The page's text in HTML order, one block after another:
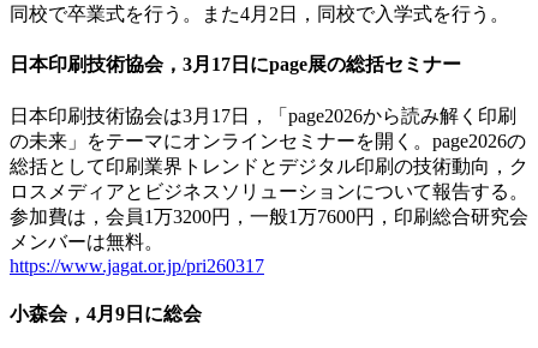
同校で卒業式を行う。また4月2日，同校で入学式を行う。
日本印刷技術協会，3月17日にpage展の総括セミナー
日本印刷技術協会は3月17日，「page2026から読み解く印刷
の未来」をテーマにオンラインセミナーを開く。page2026の
総括として印刷業界トレンドとデジタル印刷の技術動向，ク
ロスメディアとビジネスソリューションについて報告する。
参加費は，会員1万3200円，一般1万7600円，印刷総合研究会
メンバーは無料。
https://www.jagat.or.jp/pri260317
小森会，4月9日に総会